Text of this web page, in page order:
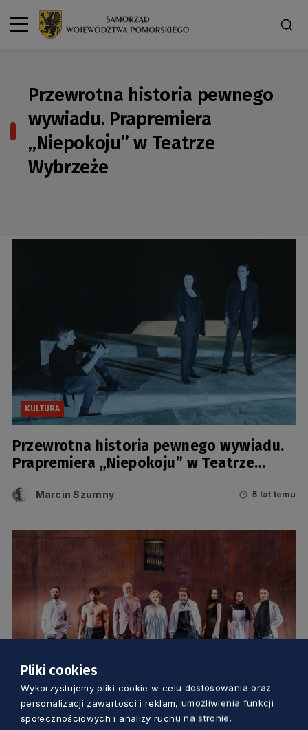
Przewrotna historia pewnego
wywiadu. Prapremiera
„Niepokoju” w Teatrze
Wybrzeże
KULTURA
Przewrotna historia pewnego wywiadu.
Prapremiera „Niepokoju” w Teatrze
Marcin Szumny 5 lat temu
KULTURA
Pliki cookies
Wykorzystujemy pliki cookie w celu dostosowania oraz
personalizacji zawartości i reklam, umożliwienia funkcji
społecznościowych i analizy ruchu na stronie.